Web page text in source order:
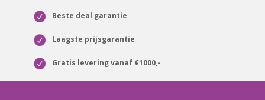
Beste deal garantie
Laagste prijsgarantie
Gratis levering vanaf €1000,-